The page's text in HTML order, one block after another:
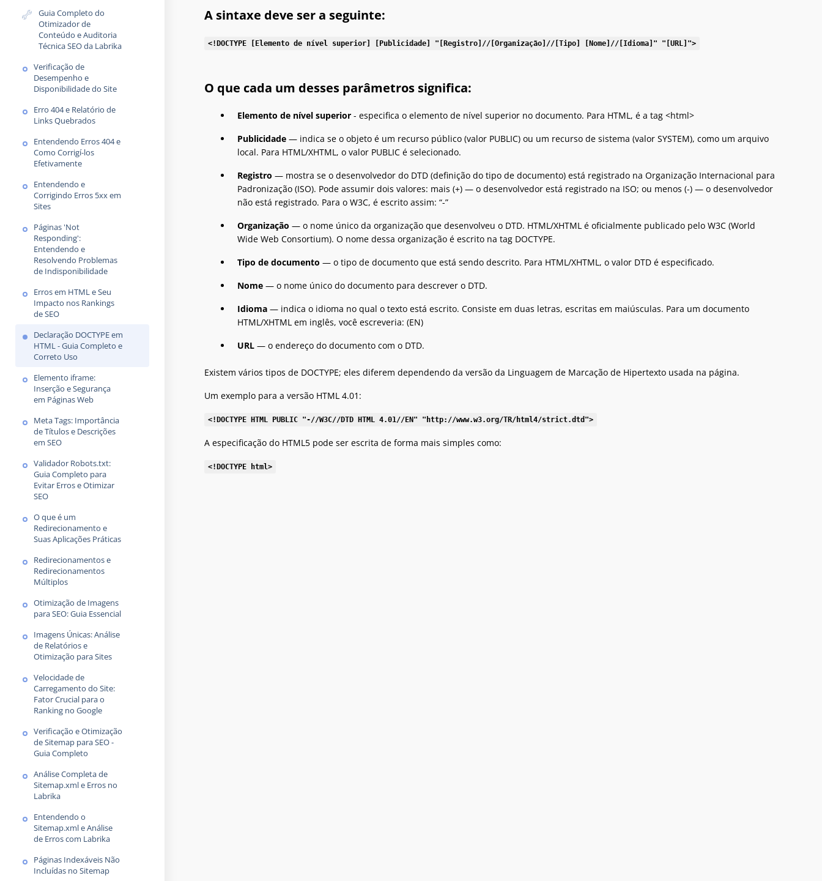
Guia Completo do
Otimizador de
Conteúdo e Auditoria
Técnica SEO da Labrika
Verificação de
Desempenho e
Disponibilidade do Site
Erro 404 e Relatório de
Links Quebrados
Entendendo Erros 404 e
Como Corrigí-los
Efetivamente
Entendendo e
Corrigindo Erros 5xx em
Sites
Páginas 'Not
Responding':
Entendendo e
Resolvendo Problemas
de Indisponibilidade
Erros em HTML e Seu
Impacto nos Rankings
de SEO
Declaração DOCTYPE em
HTML - Guia Completo e
Correto Uso
Elemento iframe:
Inserção e Segurança
em Páginas Web
Meta Tags: Importância
de Títulos e Descrições
em SEO
Validador Robots.txt:
Guia Completo para
Evitar Erros e Otimizar
SEO
O que é um
Redirecionamento e
Suas Aplicações Práticas
Redirecionamentos e
Redirecionamentos
Múltiplos
Otimização de Imagens
para SEO: Guia Essencial
Imagens Únicas: Análise
de Relatórios e
Otimização para Sites
Velocidade de
Carregamento do Site:
Fator Crucial para o
Ranking no Google
Verificação e Otimização
de Sitemap para SEO -
Guia Completo
Análise Completa de
Sitemap.xml e Erros no
Labrika
Entendendo o
Sitemap.xml e Análise
de Erros com Labrika
Páginas Indexáveis Não
Incluídas no Sitemap
A sintaxe deve ser a seguinte:
<!DOCTYPE [Elemento de nível superior] [Publicidade] "[Registro]//[Organização]//[Tipo] [Nome]//[Idioma]" "[URL]">
O que cada um desses parâmetros significa:
Elemento de nível superior - especifica o elemento de nível superior no documento. Para HTML, é a tag <html>
Publicidade — indica se o objeto é um recurso público (valor PUBLIC) ou um recurso de sistema (valor SYSTEM), como um arquivo
local. Para HTML/XHTML, o valor PUBLIC é selecionado.
Registro — mostra se o desenvolvedor do DTD (definição do tipo de documento) está registrado na Organização Internacional para
Padronização (ISO). Pode assumir dois valores: mais (+) — o desenvolvedor está registrado na ISO; ou menos (-) — o desenvolvedor
não está registrado. Para o W3C, é escrito assim: “-”
Organização — o nome único da organização que desenvolveu o DTD. HTML/XHTML é oficialmente publicado pelo W3C (World
Wide Web Consortium). O nome dessa organização é escrito na tag DOCTYPE.
Tipo de documento — o tipo de documento que está sendo descrito. Para HTML/XHTML, o valor DTD é especificado.
Nome — o nome único do documento para descrever o DTD.
Idioma — indica o idioma no qual o texto está escrito. Consiste em duas letras, escritas em maiúsculas. Para um documento
HTML/XHTML em inglês, você escreveria: (EN)
URL — o endereço do documento com o DTD.
Existem vários tipos de DOCTYPE; eles diferem dependendo da versão da Linguagem de Marcação de Hipertexto usada na página.
Um exemplo para a versão HTML 4.01:
<!DOCTYPE HTML PUBLIC "-//W3C//DTD HTML 4.01//EN" "http://www.w3.org/TR/html4/strict.dtd">
A especificação do HTML5 pode ser escrita de forma mais simples como:
<!DOCTYPE html>